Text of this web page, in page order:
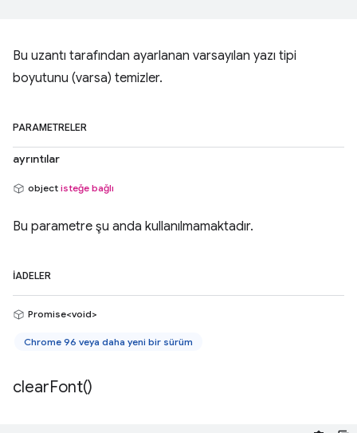
Bu uzantı tarafından ayarlanan varsayılan yazı tipi
boyutunu (varsa) temizler.
PARAMETRELER
ayrıntılar
object isteğe bağlı
Bu parametre şu anda kullanılmamaktadır.
İADELER
Promise<void>
Chrome 96 veya daha yeni bir sürüm
clearFont()